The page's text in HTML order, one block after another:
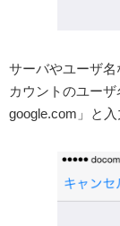
サーバやユーザ
カウントのユー
google.com」と